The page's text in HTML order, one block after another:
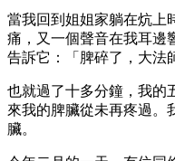
當我回到姐姐家躺在炕上
痛，又一個聲音在我耳邊
告訴它：「脾碎了，大法
也就過了十多分鐘，我的
來我的脾臟從未再疼過。
臟。